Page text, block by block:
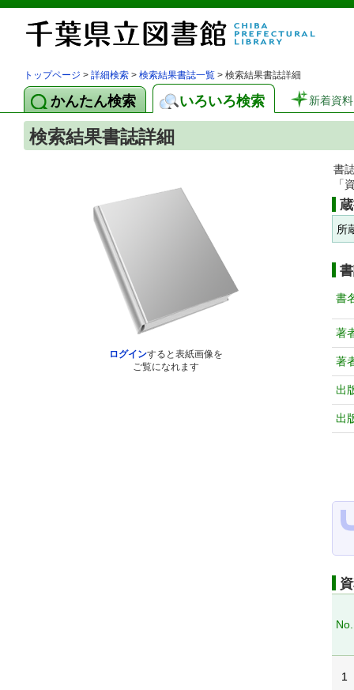
トップページ > 詳細検索 > 検索結果書誌一覧 > 検索結果書誌詳細
かんたん検索 いろいろ検索 新着資料
検索結果書誌詳細
ログインすると表紙画像を
ご覧になれます
書
「
所
書
著
著
出
出
No.
1